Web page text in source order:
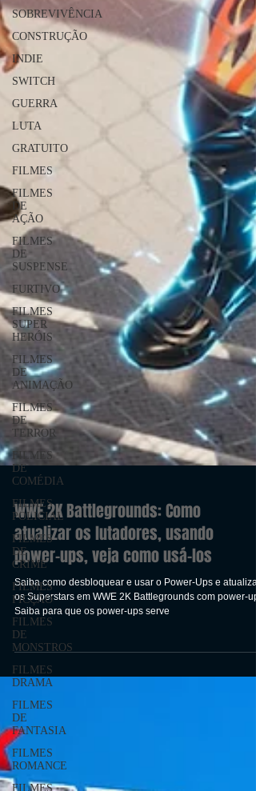
SOBREVIVÊNCIA
CONSTRUÇÃO
INDIE
SWITCH
GUERRA
LUTA
GRATUITO
FILMES
FILMES
DE
AÇÃO
FILMES
DE
SUSPENSE
FURTIVO
FILMES
SUPER
HERÓIS
FILMES
DE
ANIMAÇÃO
FILMES
DE
TERROR
FILMES
DE
COMÉDIA
FILMES
POLICIAL
FILMES
DE
CRIME
FILMES
FICÇÃO
FILMES
DE
MONSTROS
FILMES
DRAMA
FILMES
DE
FANTASIA
FILMES
ROMANCE
FILMES
WWE 2K Battlegrounds: Como
atualizar os lutadores, usando
power-ups, veja como usá-los
Saiba como desbloquear e usar o Power-Ups e atualizar
os Superstars em WWE 2K Battlegrounds com power-
Saiba para que os power-ups serve